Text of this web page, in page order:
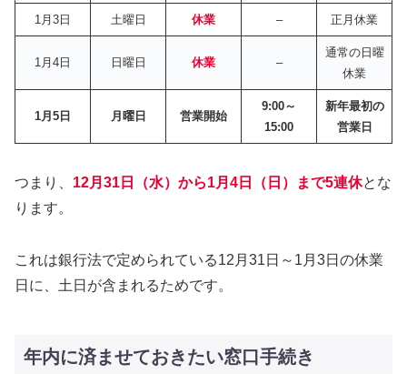
1月3日 土曜日 休業 – 正月休業
1月4日 日曜日 休業 –
通常の日曜
休業
1月5日 月曜日 営業開始
9:00～
15:00
新年最初の
営業日
つまり、 12月31日（水）から1月4日（日）まで5連休とな
ります。
これは銀行法で定められている12月31日～1月3日の休業
日に、土日が含まれるためです。
年内に済ませておきたい窓口手続き